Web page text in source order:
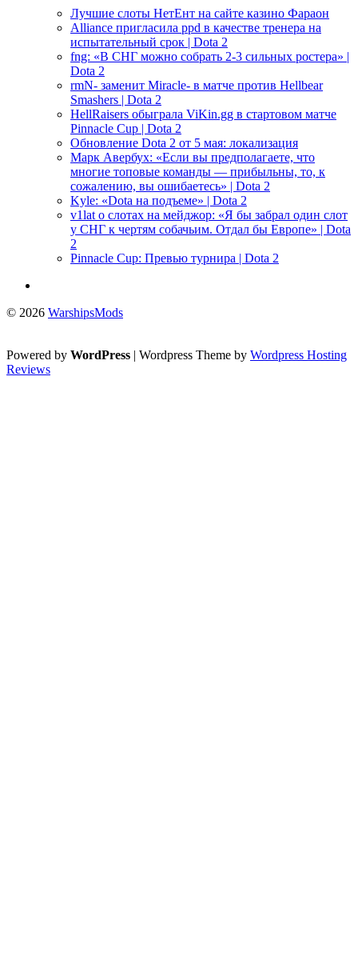
Лучшие слоты НетЕнт на сайте казино Фараон
Alliance пригласила ppd в качестве тренера на
испытательный срок | Dota 2
fng: «В СНГ можно собрать 2-3 сильных ростера» |
Dota 2
rmN- заменит Miracle- в матче против Hellbear
Smashers | Dota 2
HellRaisers обыграла ViKin.gg в стартовом матче
Pinnacle Cup | Dota 2
Обновление Dota 2 от 5 мая: локализация
Марк Авербух: «Если вы предполагаете, что
многие топовые команды — прибыльны, то, к
сожалению, вы ошибаетесь» | Dota 2
Kyle: «Dota на подъеме» | Dota 2
v1lat о слотах на мейджор: «Я бы забрал один слот
у СНГ к чертям собачьим. Отдал бы Европе» | Dota
2
Pinnacle Cup: Превью турнира | Dota 2
© 2026 WarshipsMods
Powered by WordPress | Wordpress Theme by Wordpress Hosting
Reviews